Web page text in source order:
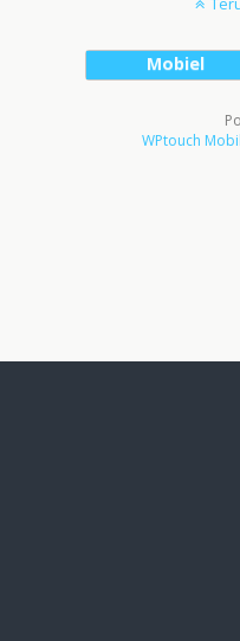
Mobiel
WPtouch